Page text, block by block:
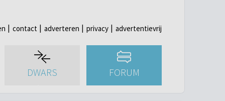
contact adverteren privacy advertentievrij
DWARS FORUM